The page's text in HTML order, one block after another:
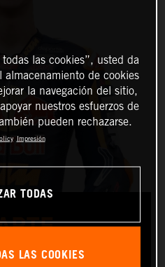
las cookies”, usted da
de cookies
la navegación del sitio,
nuestros esfuerzos de
pueden rechazarse.
Impresión
TODAS
LAS COOKIES